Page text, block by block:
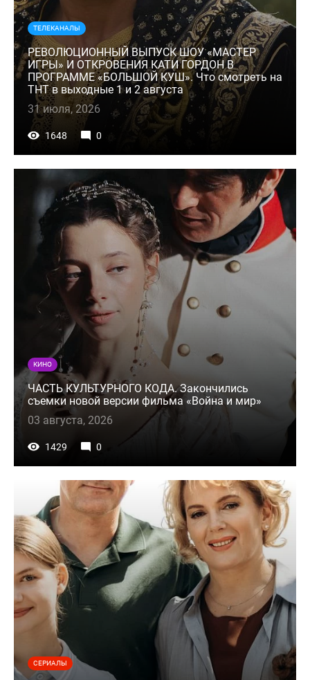
ТЕЛЕКАНАЛЫ
РЕВОЛЮЦИОННЫЙ ВЫПУСК ШОУ «МАСТЕР
ИГРЫ» И ОТКРОВЕНИЯ КАТИ ГОРДОН В
ПРОГРАММЕ «БОЛЬШОЙ КУШ». Что смотреть на
ТНТ в выходные 1 и 2 августа
31 июля, 2026
1648 0
КИНО
ЧАСТЬ КУЛЬТУРНОГО КОДА. Закончились
съемки новой версии фильма «Война и мир»
03 августа, 2026
1429 0
СЕРИАЛЫ